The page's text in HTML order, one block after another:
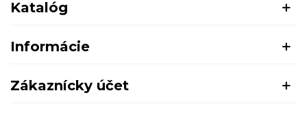
Katalóg
Informácie
Zákaznícky účet